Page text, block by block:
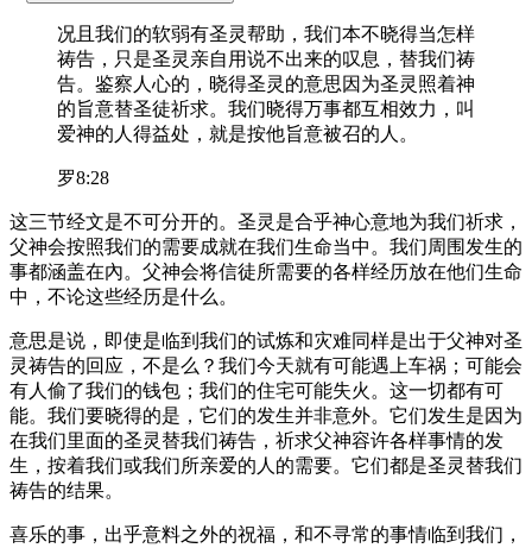
况且我们的软弱有圣灵帮助，我们本不晓得当怎样
祷告，只是圣灵亲自用说不出来的叹息，替我们祷
告。鉴察人心的，晓得圣灵的意思因为圣灵照着神
的旨意替圣徒祈求。我们晓得万事都互相效力，叫
爱神的人得益处，就是按他旨意被召的人。
罗8:28
这三节经文是不可分开的。圣灵是合乎神心意地为我们祈求，
父神会按照我们的需要成就在我们生命当中。我们周围发生的
事都涵盖在內。父神会将信徒所需要的各样经历放在他们生命
中，不论这些经历是什么。
意思是说，即使是临到我们的试炼和灾难同样是出于父神对圣
灵祷告的回应，不是么？我们今天就有可能遇上车祸；可能会
有人偷了我们的钱包；我们的住宅可能失火。这一切都有可
能。我们要晓得的是，它们的发生并非意外。它们发生是因为
在我们里面的圣灵替我们祷告，祈求父神容许各样事情的发
生，按着我们或我们所亲爱的人的需要。它们都是圣灵替我们
祷告的结果。
喜乐的事，出乎意料之外的祝福，和不寻常的事情临到我们，